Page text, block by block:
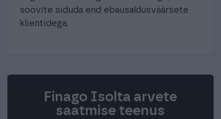
soovite siduda end ebausaldusväärsete
klientidega.
Finago Isolta arvete
saatmise teenus